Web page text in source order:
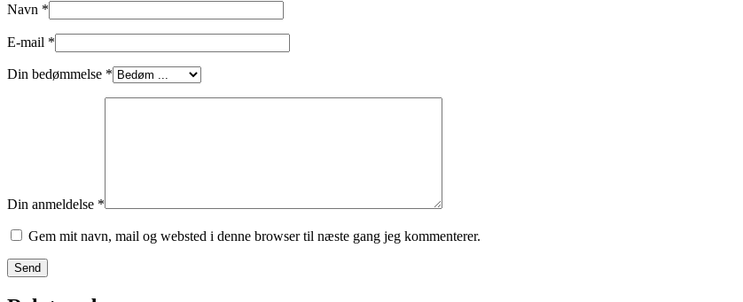
Navn *
E-mail *
Din bedømmelse *
Din anmeldelse *
Gem mit navn, mail og websted i denne browser til næste gang jeg kommenterer.